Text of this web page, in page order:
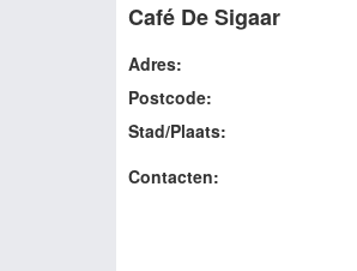
Café De Sigaar
Adres:
Postcode:
Stad/Plaats:
Contacten: